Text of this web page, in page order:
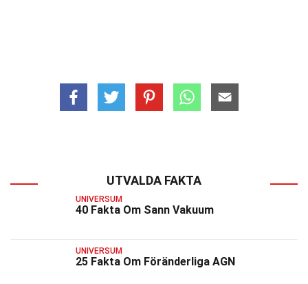
UTVALDA FAKTA
UNIVERSUM
40 Fakta Om Sann Vakuum
UNIVERSUM
25 Fakta Om Föränderliga AGN